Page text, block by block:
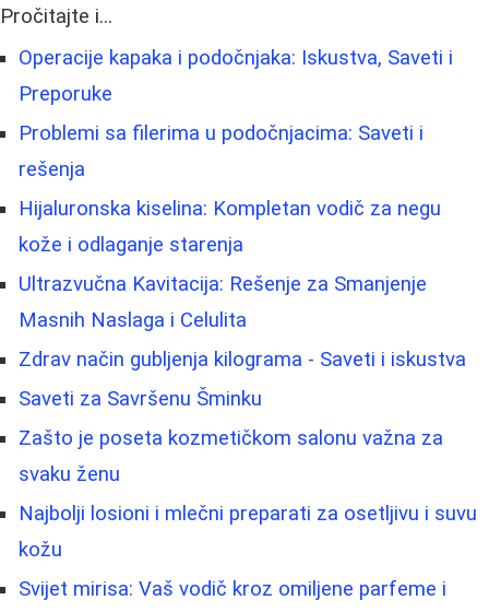
Pročitajte i...
Operacije kapaka i podočnjaka: Iskustva, Saveti i
Preporuke
Problemi sa filerima u podočnjacima: Saveti i
rešenja
Hijaluronska kiselina: Kompletan vodič za negu
kože i odlaganje starenja
Ultrazvučna Kavitacija: Rešenje za Smanjenje
Masnih Naslaga i Celulita
Zdrav način gubljenja kilograma - Saveti i iskustva
Saveti za Savršenu Šminku
Zašto je poseta kozmetičkom salonu važna za
svaku ženu
Najbolji losioni i mlečni preparati za osetljivu i suvu
kožu
Svijet mirisa: Vaš vodič kroz omiljene parfeme i